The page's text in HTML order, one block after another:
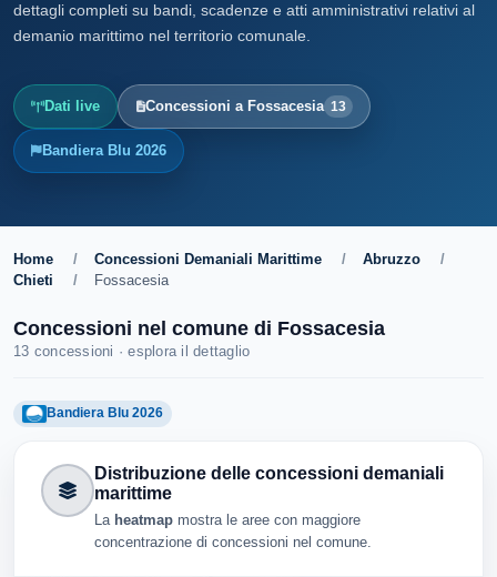
dettagli completi su bandi, scadenze e atti amministrativi relativi al
demanio marittimo nel territorio comunale.
Dati live Concessioni a Fossacesia 13
Bandiera Blu 2026
Home / Concessioni Demaniali Marittime / Abruzzo
/
Chieti
/ Fossacesia
Concessioni nel comune di Fossacesia
13 concessioni · esplora il dettaglio
Bandiera Blu 2026
Distribuzione delle concessioni demaniali
marittime
La heatmap mostra le aree con maggiore
concentrazione di concessioni nel comune.